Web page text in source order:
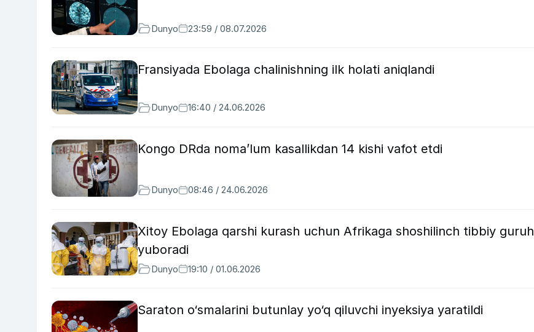
Dunyo 23:59 / 08.07.2026
Fransiyada Ebolaga chalinishning ilk holati aniqlandi
Dunyo 16:40 / 24.06.2026
Kongo DRda noma’lum kasallikdan 14 kishi vafot etdi
Dunyo 08:46 / 24.06.2026
Xitoy Ebolaga qarshi kurash uchun Afrikaga shoshilinch tibbiy guruh
yuboradi
Dunyo 19:10 / 01.06.2026
Saraton o‘smalarini butunlay yo‘q qiluvchi inyeksiya yaratildi